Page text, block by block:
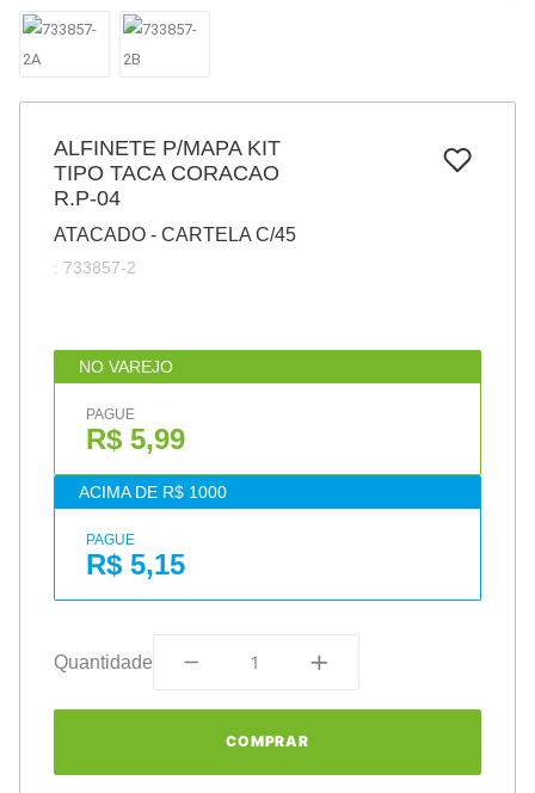
ALFINETE P/MAPA KIT
TIPO TACA CORACAO
R.P-04
ATACADO - CARTELA C/45
: 733857-2
NO VAREJO
PAGUE
R$ 5,99
ACIMA DE R$ 1000
PAGUE
R$ 5,15
Quantidade
COMPRAR
pincel